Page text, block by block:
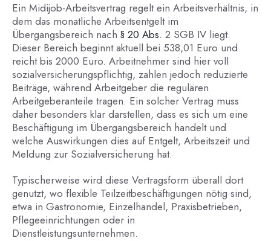
Ein Midijob-Arbeitsvertrag regelt ein Arbeitsverhältnis, in
dem das monatliche Arbeitsentgelt im
Übergangsbereich nach § 20 Abs. 2 SGB IV liegt.
Dieser Bereich beginnt aktuell bei 538,01 Euro und
reicht bis 2000 Euro. Arbeitnehmer sind hier voll
sozialversicherungspflichtig, zahlen jedoch reduzierte
Beiträge, während Arbeitgeber die regulären
Arbeitgeberanteile tragen. Ein solcher Vertrag muss
daher besonders klar darstellen, dass es sich um eine
Beschäftigung im Übergangsbereich handelt und
welche Auswirkungen dies auf Entgelt, Arbeitszeit und
Meldung zur Sozialversicherung hat.
Typischerweise wird diese Vertragsform überall dort
genutzt, wo flexible Teilzeitbeschäftigungen nötig sind,
etwa in Gastronomie, Einzelhandel, Praxisbetrieben,
Pflegeeinrichtungen oder in
Dienstleistungsunternehmen.